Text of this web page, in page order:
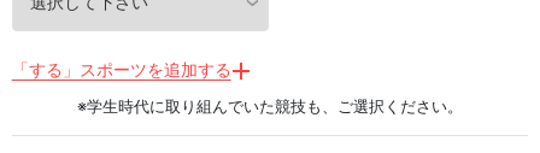
「する」スポーツを追加する
※学生時代に取り組んでいた競技も、ご選択ください。